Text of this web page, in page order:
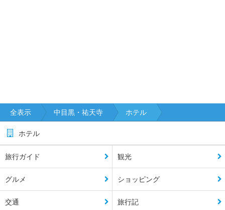
鷹・
中・
尾・
八王
全表示 中目黒・祐天寺 ホテル
ホテル
旅行ガイド 観光
グルメ ショッピング
交通 旅行記